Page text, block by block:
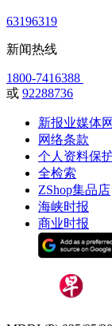
63196319
新闻热线
1800-7416388
或 92288736
新报业媒体
网络条款
个人资料保
全检索
ZShop集品店
海峡时报
商业时报